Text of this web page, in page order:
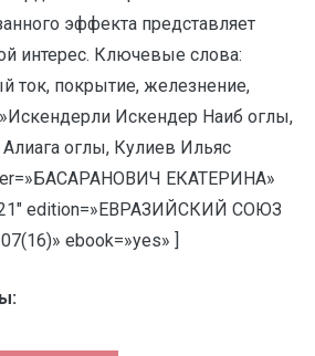
эффекта представляет
интерес. Ключевые слова:
ток, покрытие, железнение,
Искендер Наиб оглы,
оглы, Кулиев Ильяс
ЕКАТЕРИНА»
edition=»ЕВРАЗИЙСКИЙ СОЮЗ
ebook=»yes» ]